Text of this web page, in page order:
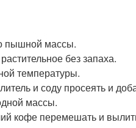
пышной массы.
без запаха.
температуры.
и соду просеять и
массы.
кофе перемешать и